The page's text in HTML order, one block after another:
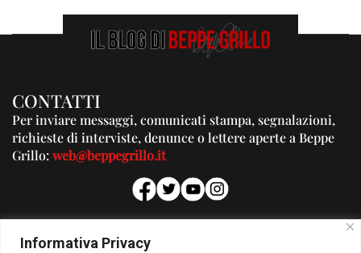
Informativa Privacy
CONTATTI
Per inviare messaggi, comunicati stampa, segnalazioni,
richieste di interviste, denunce o lettere aperte a Beppe
Grillo:web@beppegrillo.it
PUBBLICITA'